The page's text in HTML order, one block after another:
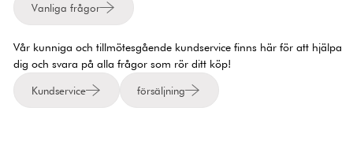
Vanliga frågor
Vår kunniga och tillmötesgående kundservice finns här för att hjälpa
dig och svara på alla frågor som rör ditt köp!
Kundservice försäljning